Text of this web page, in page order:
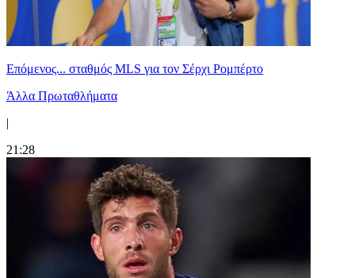
Επόμενος... σταθμός MLS για τον Σέρχι Ρομπέρτο
Άλλα Πρωταθλήματα
|
21:28